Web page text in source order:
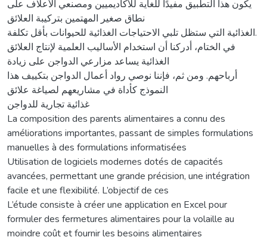
يكون هذا التطبيق مفيدًا للغاية للأكاديميين ومصنعي الأعلاف على
نطاق صغير المهتمين بتركيبة العلائق
الغذائية التي ستظل تلبي الاحتياجات الغذائية للحيوانات بأقل تكلفة.
في الختام، أدركنا أن استخدام الأساليب العلمية لإنتاج العلائق
الغذائية يساعد مزارعي الدواجن على زيادة
أرباحهم. ومن ثم، فإننا نوصي رواد أعمال الدواجن بتكييف هذا
النموذج كأداة في مشاريعهم لصياغة علائق
غذائية تجارية للدواجن
La composition des parents alimentaires a connu des
améliorations importantes, passant de simples formulations
manuelles à des formulations informatisées
Utilisation de logiciels modernes dotés de capacités
avancées, permettant une grande précision, une intégration
facile et une flexibilité. L’objectif de ces
L’étude consiste à créer une application en Excel pour
formuler des fermetures alimentaires pour la volaille au
moindre coût et fournir les besoins alimentaires